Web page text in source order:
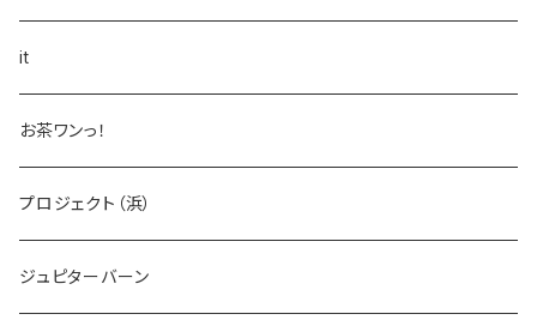
it
お茶ワンっ！
プロジェクト（浜）
ジュピターバーン